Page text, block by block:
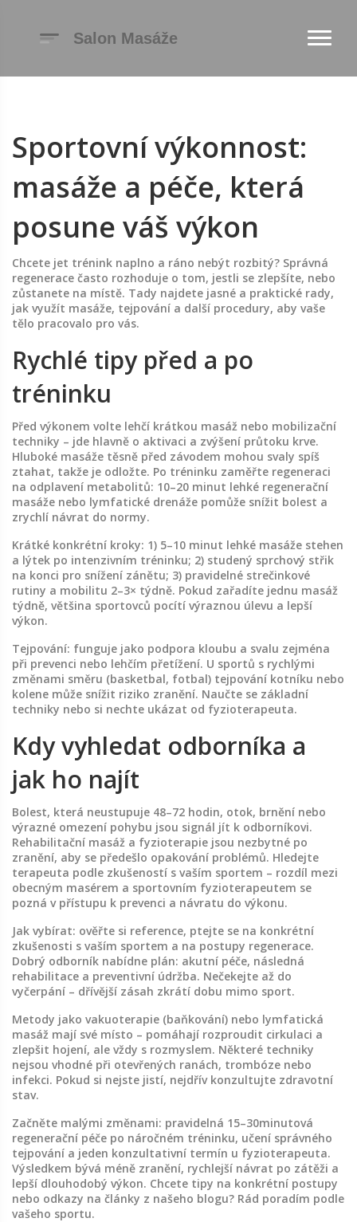
Sportovní výkonnost:
masáže a péče, která
posune váš výkon
Chcete jet trénink naplno a ráno nebýt rozbitý? Správná
regenerace často rozhoduje o tom, jestli se zlepšíte, nebo
zůstanete na místě. Tady najdete jasné a praktické rady,
jak využít masáže, tejpování a další procedury, aby vaše
tělo pracovalo pro vás.
Rychlé tipy před a po
tréninku
Před výkonem volte lehčí krátkou masáž nebo mobilizační
techniky – jde hlavně o aktivaci a zvýšení průtoku krve.
Hluboké masáže těsně před závodem mohou svaly spíš
ztahat, takže je odložte. Po tréninku zaměřte regeneraci
na odplavení metabolitů: 10–20 minut lehké regenerační
masáže nebo lymfatické drenáže pomůže snížit bolest a
zrychlí návrat do normy.
Krátké konkrétní kroky: 1) 5–10 minut lehké masáže stehen
a lýtek po intenzivním tréninku; 2) studený sprchový střik
na konci pro snížení zánětu; 3) pravidelné strečinkové
rutiny a mobilitu 2–3× týdně. Pokud zařadíte jednu masáž
týdně, většina sportovců pocítí výraznou úlevu a lepší
výkon.
Tejpování: funguje jako podpora kloubu a svalu zejména
při prevenci nebo lehčím přetížení. U sportů s rychlými
změnami směru (basketbal, fotbal) tejpování kotníku nebo
kolene může snížit riziko zranění. Naučte se základní
techniky nebo si nechte ukázat od fyzioterapeuta.
Kdy vyhledat odborníka a
jak ho najít
Bolest, která neustupuje 48–72 hodin, otok, brnění nebo
výrazné omezení pohybu jsou signál jít k odborníkovi.
Rehabilitační masáž a fyzioterapie jsou nezbytné po
zranění, aby se předešlo opakování problémů. Hledejte
terapeuta podle zkušeností s vaším sportem – rozdíl mezi
obecným masérem a sportovním fyzioterapeutem se
pozná v přístupu k prevenci a návratu do výkonu.
Jak vybírat: ověřte si reference, ptejte se na konkrétní
zkušenosti s vaším sportem a na postupy regenerace.
Dobrý odborník nabídne plán: akutní péče, následná
rehabilitace a preventivní údržba. Nečekejte až do
vyčerpání – dřívější zásah zkrátí dobu mimo sport.
Metody jako vakuoterapie (baňkování) nebo lymfatická
masáž mají své místo – pomáhají rozproudit cirkulaci a
zlepšit hojení, ale vždy s rozmyslem. Některé techniky
nejsou vhodné při otevřených ranách, trombóze nebo
infekci. Pokud si nejste jistí, nejdřív konzultujte zdravotní
stav.
Začněte malými změnami: pravidelná 15–30minutová
regenerační péče po náročném tréninku, učení správného
tejpování a jeden konzultativní termín u fyzioterapeuta.
Výsledkem bývá méně zranění, rychlejší návrat po zátěži a
lepší dlouhodobý výkon. Chcete tipy na konkrétní postupy
nebo odkazy na články z našeho blogu? Rád poradím podle
vašeho sportu.